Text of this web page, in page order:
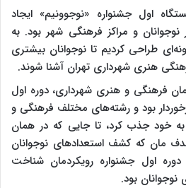
اول جشنواره «نوجوونیم» ایجاد
و مراکز فرهنگی شهر بود. به
طراحی کردیم تا نوجوانان بیشتری
هنری شهرداری تهران آشنا شوند.
فرهنگی و هنری شهرداری، دوره اول
بود و رشته‌های مختلف فرهنگی و
خود جذب کرد، تا جایی که در همان
مان که کشف استعدادهای نوجوانان
اول جشنواره رویکردمان شناخت
بود.